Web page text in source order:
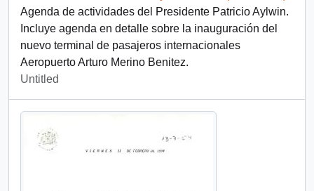
Agenda de actividades del Presidente Patricio Aylwin.
Incluye agenda en detalle sobre la inauguración del
nuevo terminal de pasajeros internacionales
Aeropuerto Arturo Merino Benitez.
Untitled